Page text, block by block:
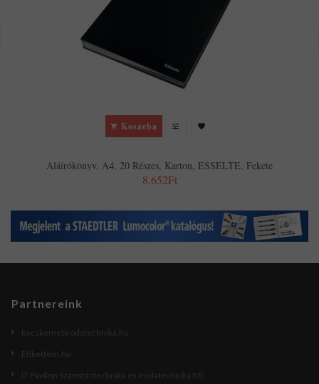
Kosárba
Aláírókönyv, A4, 20 Részes, Karton, ESSELTE, Fekete
8,652Ft
Partnereink
kecskemetirodatechnika.hu
Etikettem.hu
IT Pavilon Számítástechnika és Irodatechnika Kft.